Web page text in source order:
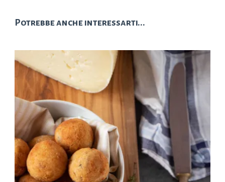
Potrebbe anche interessarti...